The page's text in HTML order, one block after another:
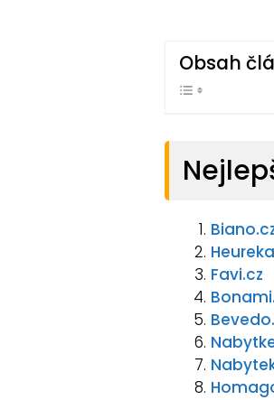
Obsah
Favi.cz